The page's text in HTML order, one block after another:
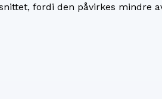
fordi den påvirkes mindre